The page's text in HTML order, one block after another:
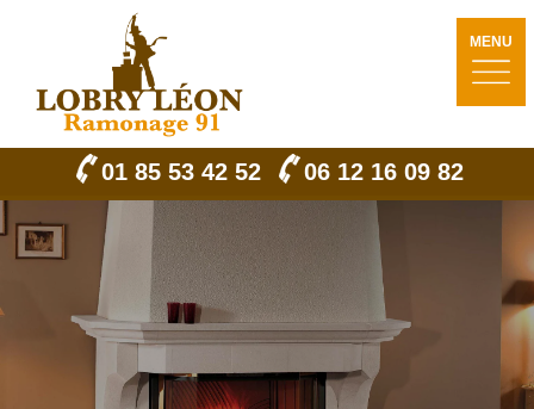
MENU
01 85 53 42 52 06 12 16 09 82